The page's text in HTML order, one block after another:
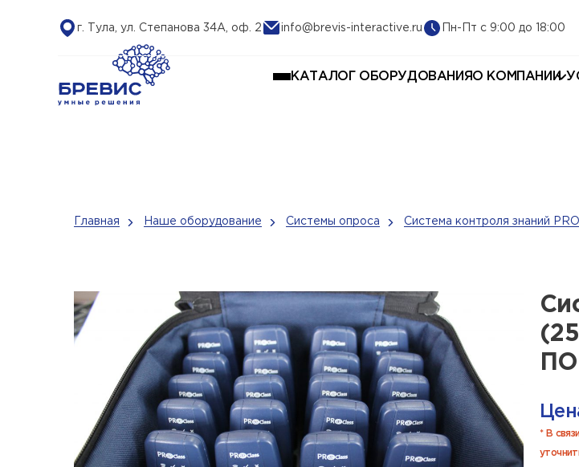
г. Тула, ул. Степанова 34А, оф. 2 info@brevis-interactive.ru Пн-Пт с 9:00 до 18:00
КАТАЛОГ ОБОРУДОВАНИЯ О КОМПАНИИ
Главная Наше оборудование Системы опроса Система контроля знаний
ПО
* В